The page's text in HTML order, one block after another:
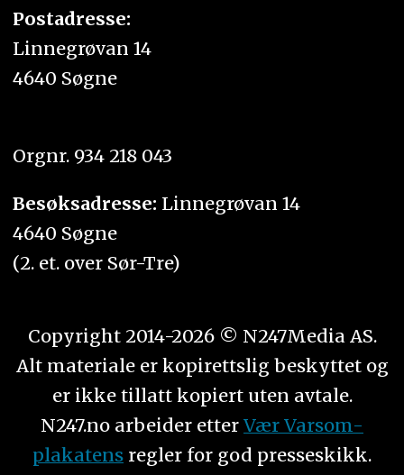
Postadresse:
Linnegrøvan 14
4640 Søgne
Orgnr. 934 218 043
Besøksadresse: Linnegrøvan 14
4640 Søgne
(2. et. over Sør-Tre)
Copyright 2014-2026 © N247Media AS.
Alt materiale er kopirettslig beskyttet og
er ikke tillatt kopiert uten avtale.
N247.no arbeider etter Vær Varsom-
plakatens regler for god presseskikk.